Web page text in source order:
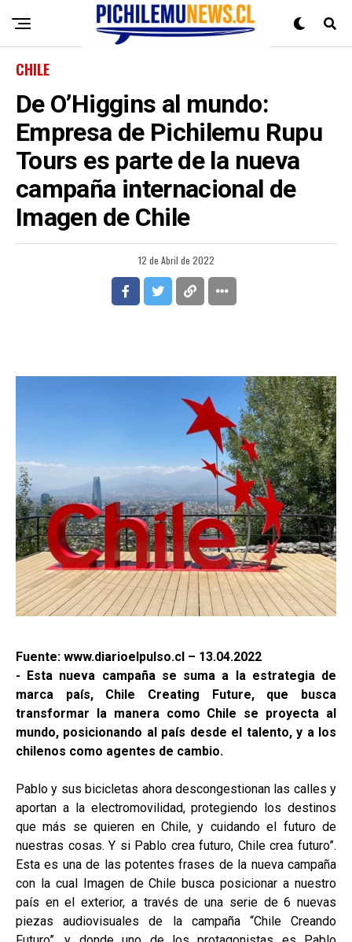
CHILE
De O’Higgins al mundo:
Empresa de Pichilemu Rupu
Tours es parte de la nueva
campaña internacional de
Imagen de Chile
12 de Abril de 2022
Fuente: www.diarioelpulso.cl – 13.04.2022
- Esta nueva campaña se suma a la estrategia de
marca país, Chile Creating Future, que busca
transformar la manera como Chile se proyecta al
mundo, posicionando al país desde el talento, y a los
chilenos como agentes de cambio.
Pablo y sus bicicletas ahora descongestionan las calles y
aportan a la electromovilidad, protegiendo los destinos
que más se quieren en Chile, y cuidando el futuro de
nuestras cosas. Y si Pablo crea futuro, Chile crea futuro”.
Esta es una de las potentes frases de la nueva campaña
con la cual Imagen de Chile busca posicionar a nuestro
país en el exterior, a través de una serie de 6 nuevas
piezas audiovisuales de la campaña “Chile Creando